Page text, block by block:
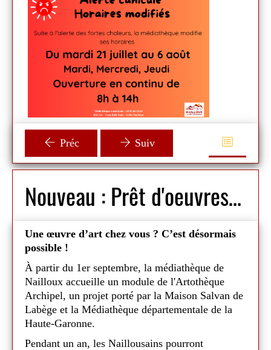
Préc Suiv
Nouveau : Prêt d'oeuvres d'art contemporain
Une œuvre d’art chez vous ? C’est désormais
possible !
À partir du 1er septembre, la médiathèque de
Nailloux accueille un module de l'Artothèque
Archipel, un projet porté par la Maison Salvan de
Labège et la Médiathèque départementale de la
Haute-Garonne.
Pendant un an, les Naillousains pourront